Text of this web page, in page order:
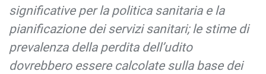
significative per la politica sanitaria e la
pianificazione dei servizi sanitari; le stime di
prevalenza della perdita dell’udito
dovrebbero essere calcolate sulla base dei